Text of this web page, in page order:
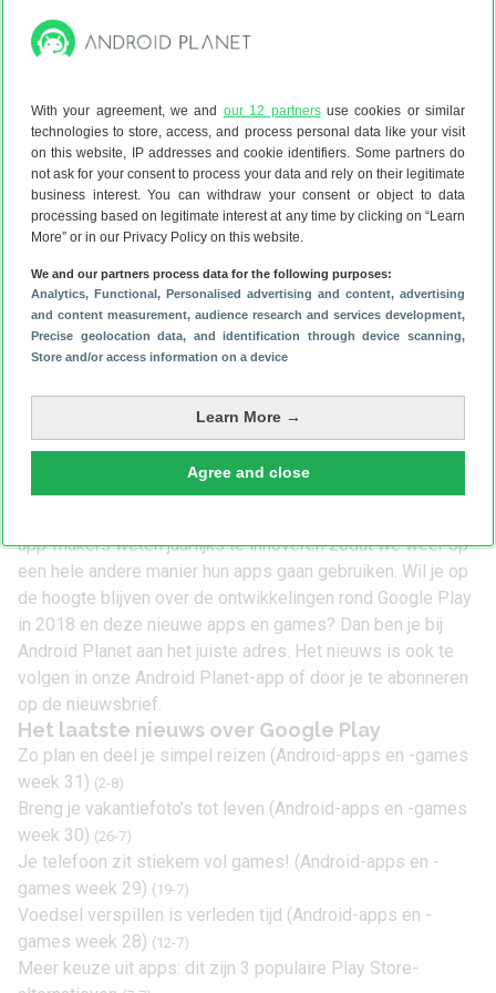
With your agreement, we and our 12 partnersuse cookies or similar
technologies to store, access, and process personal data like your visit
on this website, IP addresses and cookie identifiers. Some partners do
not ask for your consent to process your data and rely on their legitimate
business interest. You can withdraw your consent or object to data
processing based on legitimate interest at any time by clicking on “Learn
More” or in our Privacy Policy on this website.
We and our partners process data for the following purposes:
Analytics, Functional, Personalised advertising and content, advertising
and content measurement, audience research and services development,
Precise geolocation data, and identification through device scanning,
Store and/or access information on a device
Learn More →
Agree and close
gamesectie van de Play Store
wordt gecreëerd. Dat is direct terug te zien in de icoontjes
Voornamelijk belangrijk is het enorme aanbod van Google
Play dat elk jaar groeit. Er is een ongekende hoeveelheid
goede apps, games, films, muziek en boeken te
app-makers weten jaarlijks te innoveren zodat we weer op
een hele andere manier hun apps gaan gebruiken. Wil je op
de hoogte blijven over de ontwikkelingen rond Google Play
in 2018 en deze nieuwe apps en games? Dan ben je bij
Android Planet aan het juiste adres. Het nieuws is ook te
volgen in onze Android Planet-app of door je te abonneren
op de nieuwsbrief.
Het laatste nieuws over Google Play
Zo plan en deel je simpel reizen (Android-apps en -games
week 31) (2-8)
Breng je vakantiefoto’s tot leven (Android-apps en -games
week 30) (26-7)
Je telefoon zit stiekem vol games! (Android-apps en -
games week 29) (19-7)
Voedsel verspillen is verleden tijd (Android-apps en -
games week 28) (12-7)
Meer keuze uit apps: dit zijn 3 populaire Play Store-